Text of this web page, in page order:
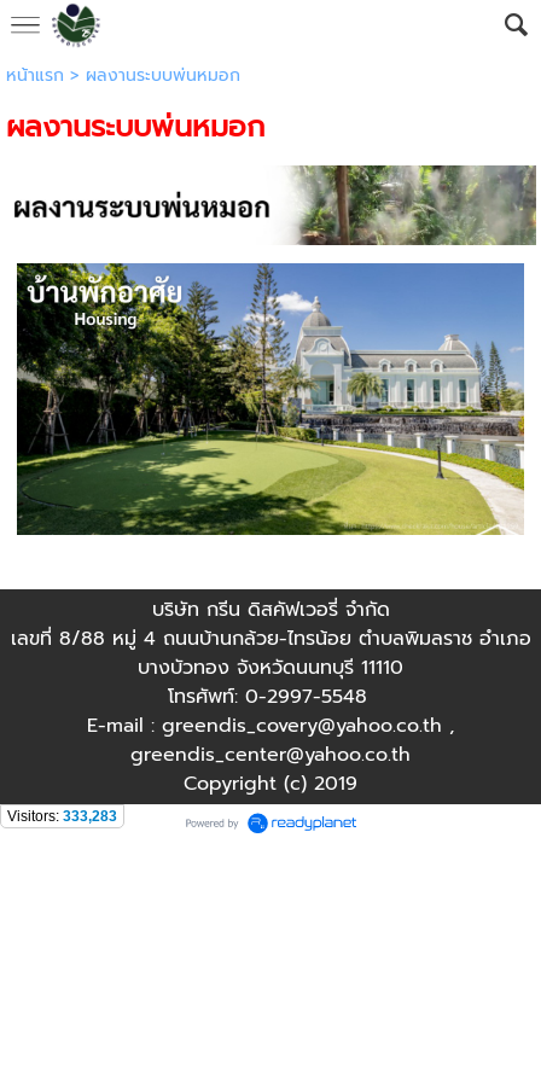
หน้าแรก > ผลงานระบบพ่นหมอก
ผลงานระบบพ่นหมอก
บริษัท กรีน ดิสคัฟเวอรี่ จำกัด
เลขที่ 8/88 หมู่ 4 ถนนบ้านกล้วย-ไทรน้อย ตำบลพิมลราช อำเภอ
บางบัวทอง จังหวัดนนทบุรี 11110
โทรศัพท์: 0-2997-5548
E-mail : greendis_covery@yahoo.co.th ,
greendis_center@yahoo.co.th
Copyright (c) 2019
Visitors: 333,283